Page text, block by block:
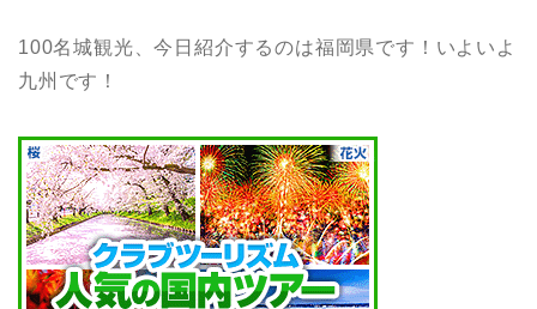
100名城観光、今日紹介するのは福岡県です！いよいよ
九州です！